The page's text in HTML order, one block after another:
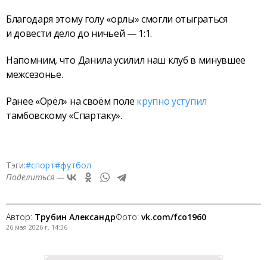
Благодаря этому голу «орлы» смогли отыграться
и довести дело до ничьей — 1:1.
Напомним, что Данила усилил наш клуб в минувшее
межсезонье.
Ранее «Орёл» на своём поле крупно уступил
тамбовскому «Спартаку».
Тэги:#спорт#футбол
Поделиться —
Автор: Трубин АлександрФото: vk.com/fco1960
26 мая 2026 г. 14:36